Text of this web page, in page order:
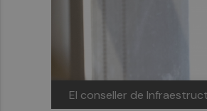
El conseller de